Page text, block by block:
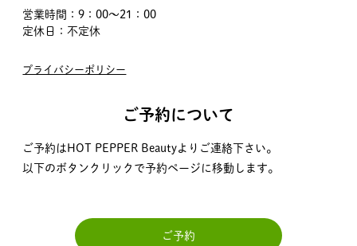
営業時間：9：00～21：00
定休日：不定休
プライバシーポリシー
ご予約について
ご予約はHOT PEPPER Beautyよりご連絡下さい。
以下のボタンクリックで予約ページに移動します。
ご予約